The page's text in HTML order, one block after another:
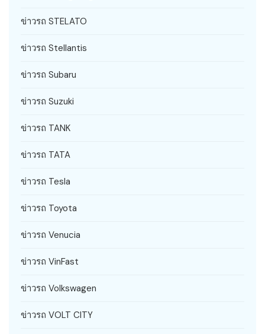
ข่าวรถ STELATO
ข่าวรถ Stellantis
ข่าวรถ Subaru
ข่าวรถ Suzuki
ข่าวรถ TANK
ข่าวรถ TATA
ข่าวรถ Tesla
ข่าวรถ Toyota
ข่าวรถ Venucia
ข่าวรถ VinFast
ข่าวรถ Volkswagen
ข่าวรถ VOLT CITY